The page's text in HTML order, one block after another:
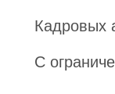
Кадровых
С